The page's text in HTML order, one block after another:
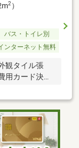
2）
バス・トイレ別
ンターネット無料
観タイル張
用カード決済